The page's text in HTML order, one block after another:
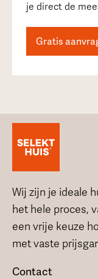
je direct de
Gratis
Wij zijn je ideale
het hele proces,
een vrije keuze
met vaste
Contact